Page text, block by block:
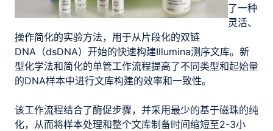
了一种
灵活、
操作简化的实验方法，用于从片段化的双链
DNA（dsDNA）开始的快速构建Illumina测序文库。新
型化学法和简化的单管工作流程提高了不同类型和起始量
的DNA样本中进行文库构建的效率和一致性。
该工作流程结合了酶促步骤，并采用最少的基于磁珠的纯
化，从而将样本处理和整个文库制备时间缩短至2-3小